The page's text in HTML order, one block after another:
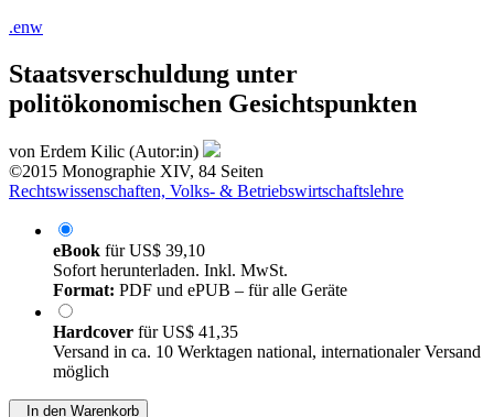
.enw
Staatsverschuldung unter
politökonomischen Gesichtspunkten
von Erdem Kilic (Autor:in)
©2015 Monographie XIV, 84 Seiten
Rechtswissenschaften, Volks- & Betriebswirtschaftslehre
eBook fürUS$ 39,10
Sofort herunterladen. Inkl. MwSt.
Format: PDF und ePUB – für alle Geräte
Hardcover fürUS$ 41,35
Versand in ca. 10 Werktagen national, internationaler Versand
möglich
In den Warenkorb